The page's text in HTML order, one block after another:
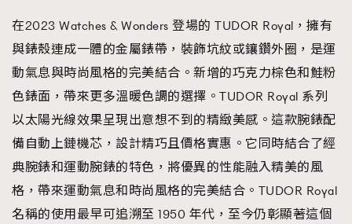
在2023 Watches & Wonders 登場的 TUDOR Royal，擁有
與錶殼連成一體的金屬錶帶，裝飾坑紋或鑲鑽外圈，是運
動氣息與時尚風格的完美結合。新增的巧克力棕色和鮭粉
色錶面，帶來更多溫暖色調的選擇。TUDOR Royal 系列
以太陽光線效果呈現出意想不到的精緻美感。這款腕錶配
備自動上鏈機芯，設計精巧且價格實惠。它同時結合了經
典腕錶和運動腕錶的特色，將優異的性能融入精美的風
格，帶來運動氣息和時尚風格的完美結合。TUDOR Royal
名稱的使用最早可追溯至 1950 年代，至今仍彰顯著這個